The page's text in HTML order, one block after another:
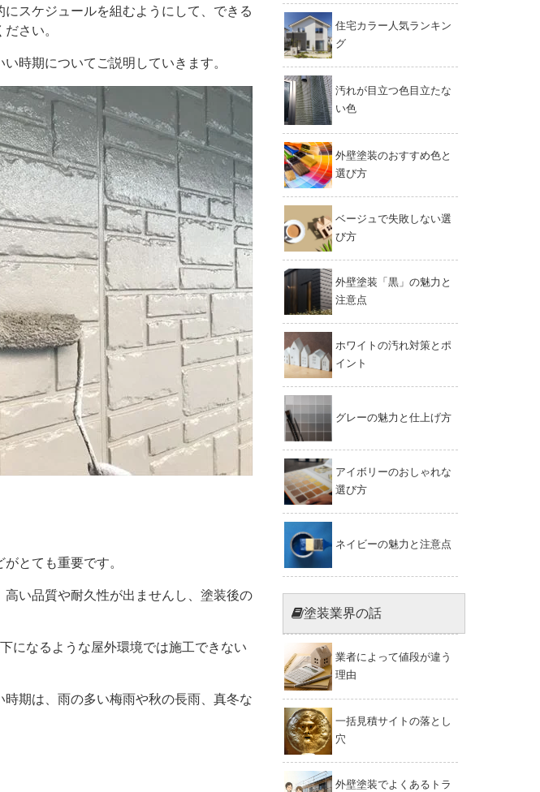
スケジュールを組むようにして、できる
さい。
時期についてご説明していきます。
とても重要です。
い品質や耐久性が出ませんし、塗装後の
になるような屋外環境では施工できない
期は、雨の多い梅雨や秋の長雨、真冬な
住宅カラー人気ランキン
グ
汚れが目立つ色目立たな
い色
外壁塗装のおすすめ色と
選び方
ベージュで失敗しない選
び方
外壁塗装「黒」の魅力と
注意点
ホワイトの汚れ対策とポ
イント
グレーの魅力と仕上げ方
アイボリーのおしゃれな
選び方
ネイビーの魅力と注意点
塗装業界の話
業者によって値段が違う
理由
一括見積サイトの落とし
穴
外壁塗装でよくあるトラ